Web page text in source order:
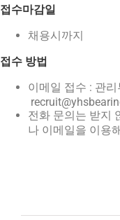
접수마감일
채용시까지
접수 방법
이메일 접수 : 관
전화 문의는 받지
나 이메일을 이용